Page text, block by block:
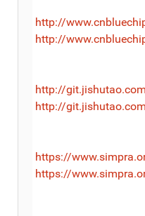
http://
http://
http://
http://
https://
https://